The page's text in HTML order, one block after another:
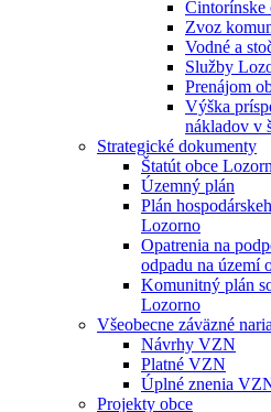
Cintorínske
Zvoz
Vodné a
Služby
Prenájom
Výška
nákladov v
Strategické dokumenty
Štatút obce
Územný plán
Plán
Lozorno
Opatrenia na
odpadu na území
Komunitný plán
Lozorno
Všeobecne záväzné
Návrhy VZN
Platné VZN
Úplné znenia
Projekty obce